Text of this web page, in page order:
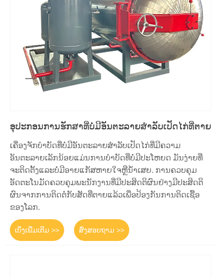
ອຸປະກອນການຮັກສາທີ່ບໍ່ມີອັນຕະລາຍສໍາລັບເປັດໄກ່ທີ່ຕາຍ
ເຄື່ອງຈັກບໍາບັດທີ່ບໍ່ມີອັນຕະລາຍສໍາລັບເປັດໄກ່ທີ່ມີຄວາມ
ອັນຕະລາຍເລັກນ້ອຍແມ່ນການບໍາບັດທີ່ບໍ່ມີປະໂຫຍດ ມັນງ່າຍທີ່
ຈະຕິດຕັ້ງແລະບໍ່ມີອາຍແກັສຫາຍໃຈຫຼືນ້ໍາເສຍ. ການຄວບຄຸມ
ອັດຕະໂນມັດຄວບຄຸມພະນັກງານທີ່ມີປະສິດຕິຜົນຢ່າງມີປະສິດຕິ
ຜົນຈາກການຕິດຕໍ່ກັບສັດທີ່ຕາຍແລ້ວເພື່ອປ້ອງກັນການຕິດເຊື້ອ
ຂອງໂລກ.
ເບິ່ງເພີ່ມເຕີມ >> ສົ່ງສອບຖາມ >>